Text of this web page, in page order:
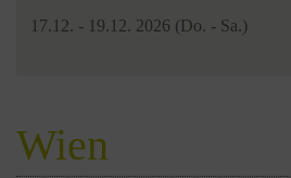
17.12. - 19.12. 2026 (Do. - Sa.)
Wien